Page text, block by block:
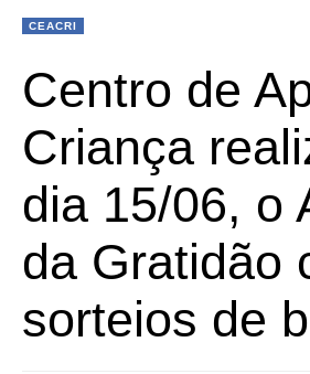
CEACRI
Centro de
Criança
dia 15/06, o
da Gratidão
sorteios de